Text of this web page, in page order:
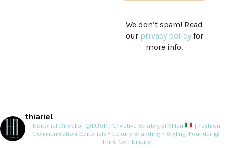
We don’t spam! Read
our privacy policyfor
more info.
thiariel
Editorial Director @LUSH | Creative StrategistMilan
| Fashion
Communication Editorials • Luxury Branding • Styling Founder @
Third Gen Empire